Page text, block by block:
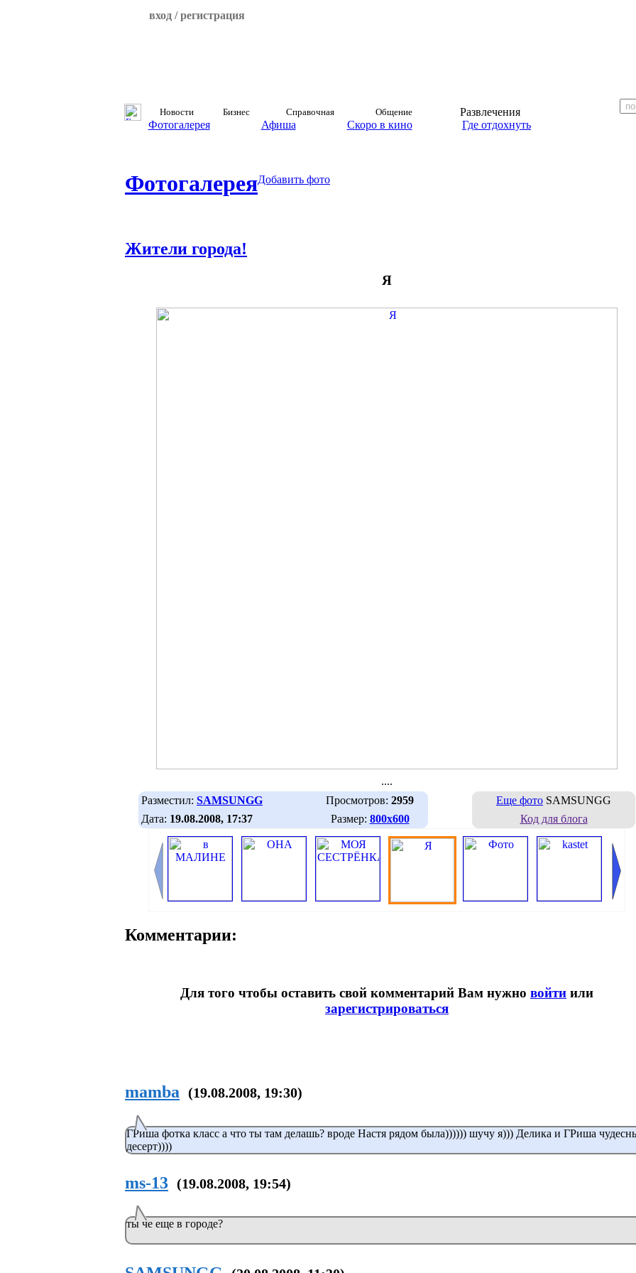
вход / регистрация
Новости Бизнес Справочная Общение
Развлечения
Фотогалерея
Афиша Скоро в кино Где отдохнуть
ФотогалереяДобавить фото
Жители города!
Я
....
Разместил: SAMSUNGG Просмотров: 2959
Дата: 19.08.2008, 17:37 Размер: 800х600
Еще фото SAMSUNGG
Код для блога
Комментарии:
Для того чтобы оставить свой комментарий Вам нужно войти или
зарегистрироваться
mamba (19.08.2008, 19:30)
ГРиша фотка класс а что ты там делашь? вроде Настя рядом была)))))) шучу я))) Делика и ГРиша
десерт))))
ms-13 (19.08.2008, 19:54)
ты че еще в городе?